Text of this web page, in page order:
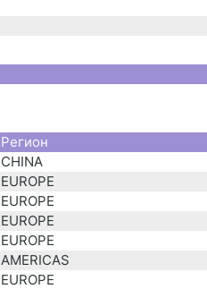
Регион
CHINA
EUROPE
EUROPE
EUROPE
EUROPE
AMERICAS
EUROPE